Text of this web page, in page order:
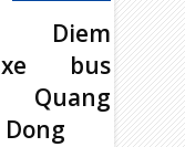
Diem
bus